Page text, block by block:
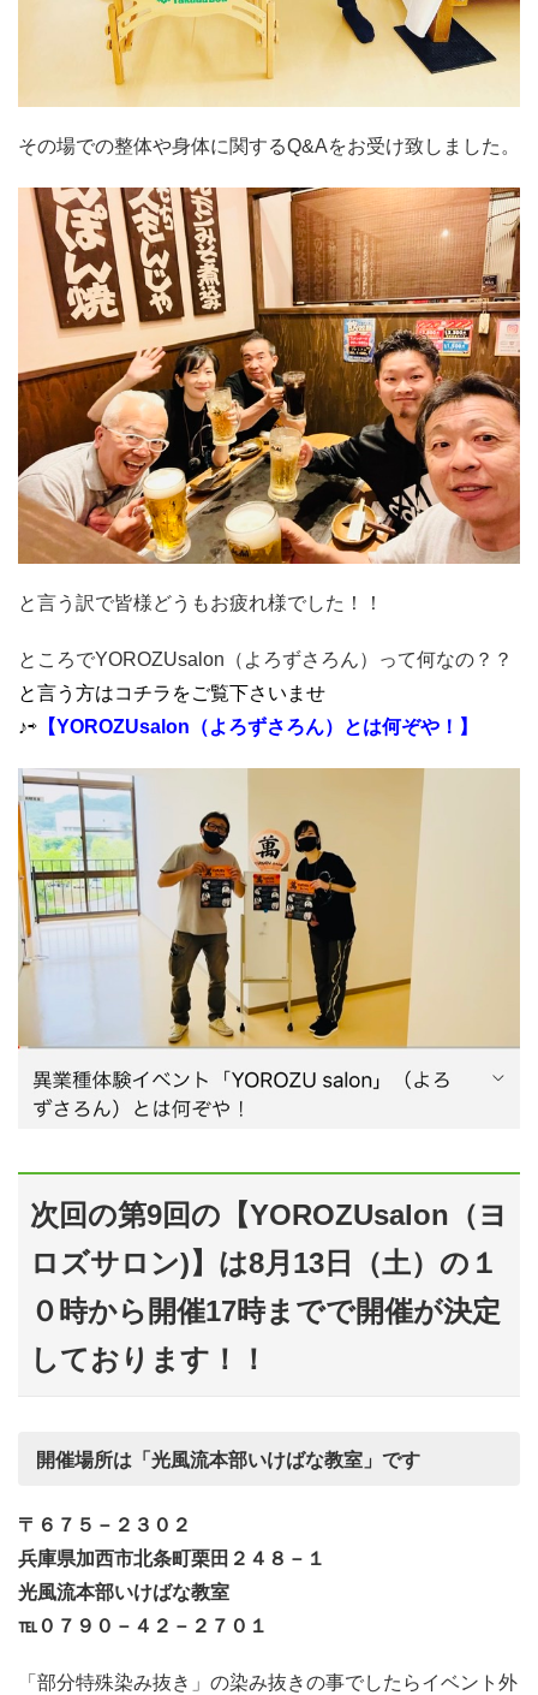
その場での整体や身体に関するQ&Aをお受け致しました。
と言う訳で皆様どうもお疲れ様でした！！
ところでYOROZUsalon（よろずさろん）って何なの？？
と言う方はコチラをご覧下さいませ
♪⇨ 【YOROZUsalon（よろずさろん）とは何ぞや！】
次回の第9回の【YOROZUsalon（ヨ
ロズサロン)】は8月13日（土）の１
０時から開催17時までで開催が決定
しております！！
開催場所は「光風流本部いけばな教室」です
〒６７５－２３０２
兵庫県加西市北条町栗田２４８－１
光風流本部いけばな教室
℡０７９０－４２－２７０１
「部分特殊染み抜き」の染み抜きの事でしたらイベント外